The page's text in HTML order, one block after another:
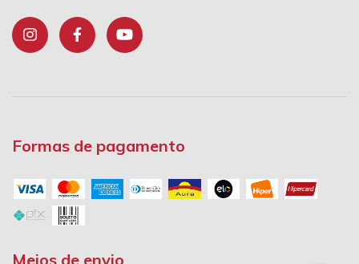
Formas de pagamento
Meios de envio